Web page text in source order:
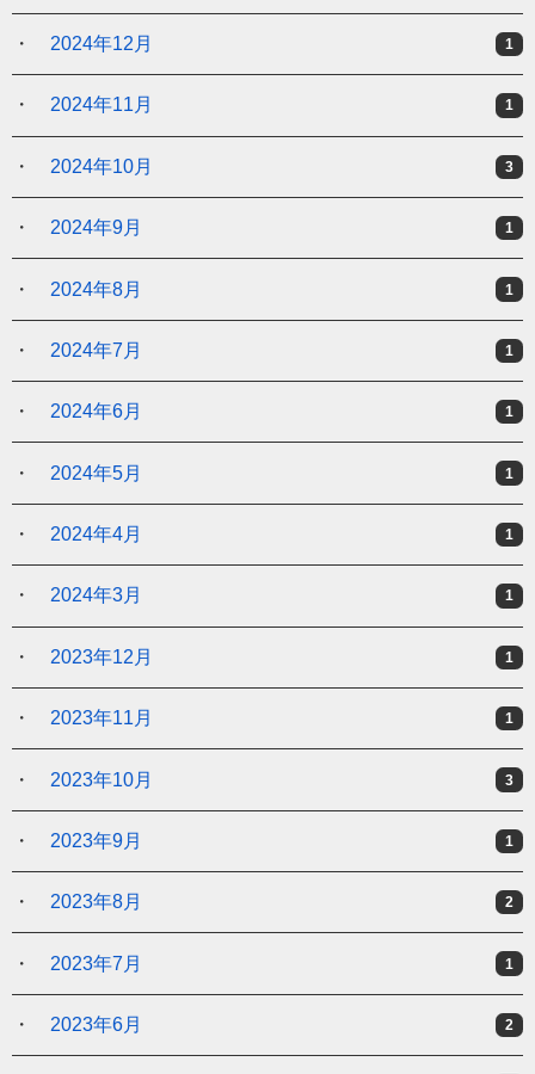
2024年12月 1
2024年11月 1
2024年10月 3
2024年9月 1
2024年8月 1
2024年7月 1
2024年6月 1
2024年5月 1
2024年4月 1
2024年3月 1
2023年12月 1
2023年11月 1
2023年10月 3
2023年9月 1
2023年8月 2
2023年7月 1
2023年6月 2